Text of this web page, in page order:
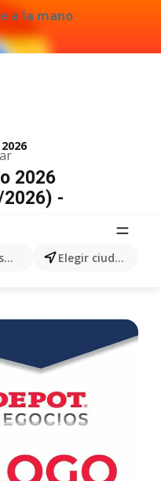
a la mano
productos... Elegir ciudad
2026
-